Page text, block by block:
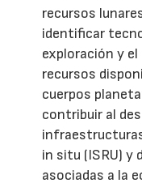
recursos
identificar
exploración y
recursos
cuerpos
contribuir al
in situ (ISRU) y
asociadas a la